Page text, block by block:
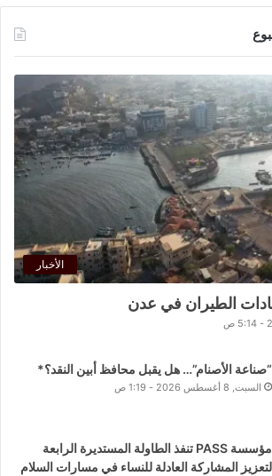
الأخبار
الطيران في عدن
“صناعة الأصنام”… هل يقبل محافظ أبين النقد؟*
السبت, 8 أغسطس 2026 - 1:19 ص
مؤسسة PASS تنفذ الطاولة المستديرة الرابعة
لتعزيز المشاركة العادلة للنساء في مسارات السلام